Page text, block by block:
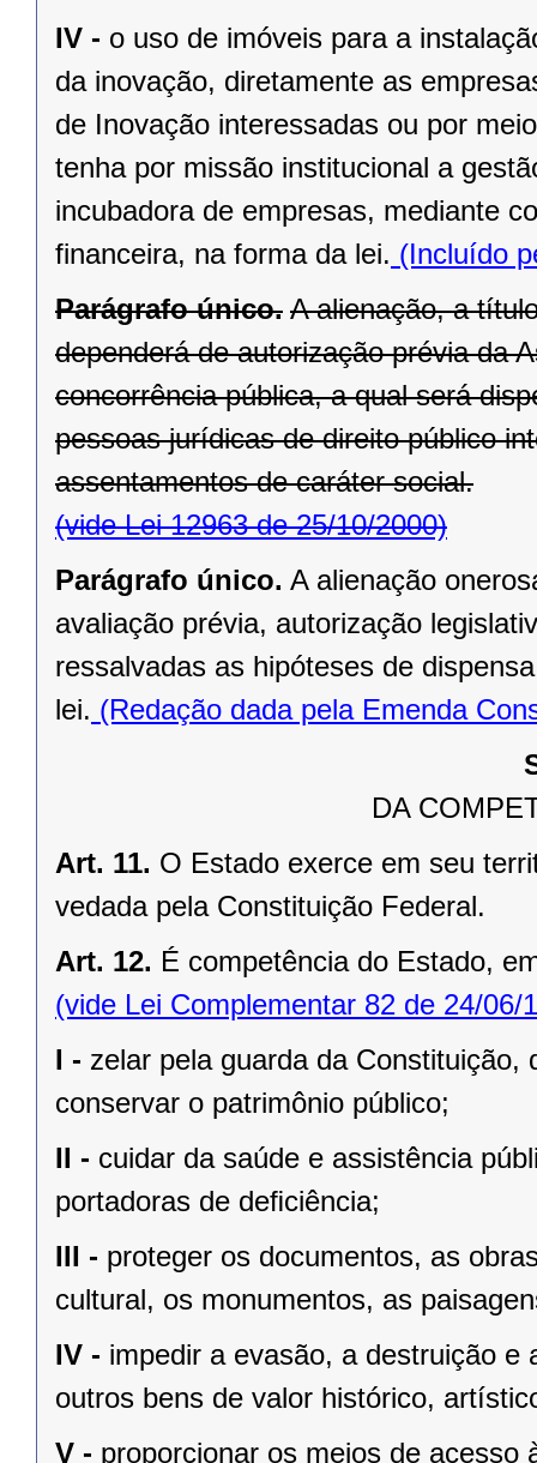
IV - o uso de imóveis para a
da inovação, diretamente as
de Inovação interessadas ou por
tenha por missão institucional a
incubadora de empresas, mediante
financeira, na forma da lei. (Incluído
Parágrafo único. A alienação, a
dependerá de autorização prévia da
concorrência pública, a qual será
pessoas jurídicas de direito público
assentamentos de caráter social.
(vide Lei 12963 de 25/10/2000)
Parágrafo único. A alienação
avaliação prévia, autorização
ressalvadas as hipóteses de
lei. (Redação dada pela Emenda
DA
Art. 11. O Estado exerce em seu
vedada pela Constituição Federal.
Art. 12. É competência do Estado,
(vide Lei Complementar 82 de 24/06/
I - zelar pela guarda da
conservar o patrimônio público;
II - cuidar da saúde e assistência
portadoras de deﬁciência;
III - proteger os documentos, as
cultural, os monumentos, as
IV - impedir a evasão, a destruição e
outros bens de valor histórico,
V - proporcionar os meios de acesso